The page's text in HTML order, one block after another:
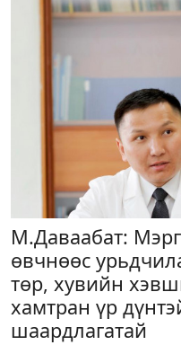
М.Даваабат:
өвчнөөс
төр, хувийн
хамтран үр
шаардлагатай